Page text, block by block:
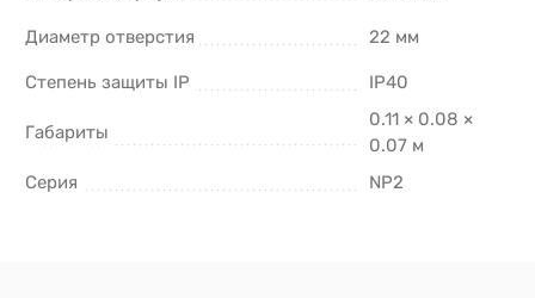
Диаметр отверстия 22 мм
Степень защиты IP IP40
Габариты
0.11 × 0.08 ×
0.07 м
Серия
NP2